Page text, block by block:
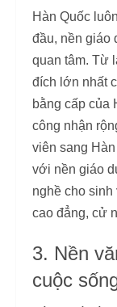
Hàn Quốc
đầu, nền giáo
quan tâm. Từ
đích lớn nhất
bằng cấp của
công nhận
viên sang
với nền giáo
nghề cho
cao đẳng, cử
3. Nền
cuộc